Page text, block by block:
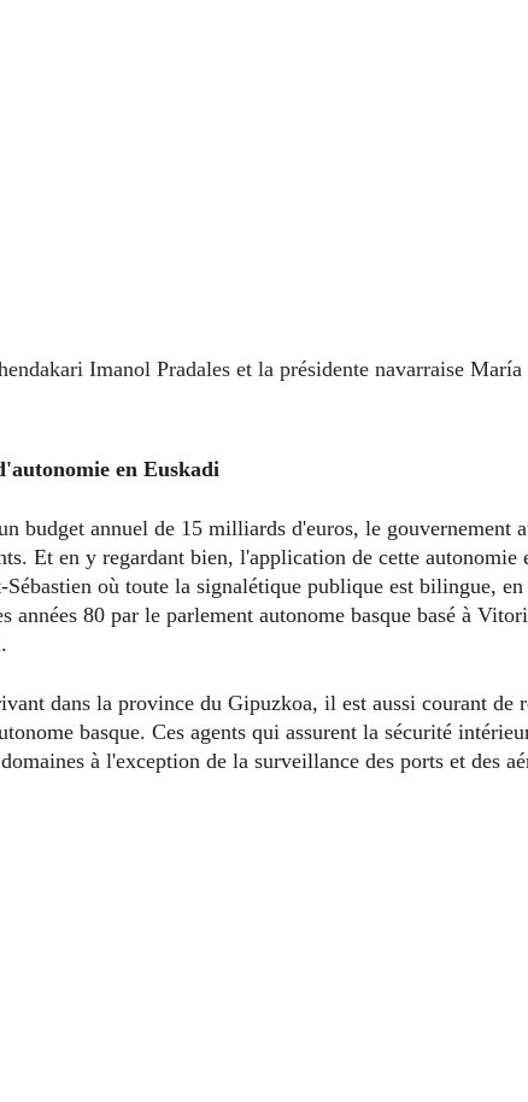
en Euskadi
Et en y regardant bien, l'application de cette
Sébastien où toute la signalétique publique est bilingue,
années 80 par le parlement autonome basque basé à
basque. Ces agents qui assurent la sécurité
à l'exception de la surveillance des ports et des